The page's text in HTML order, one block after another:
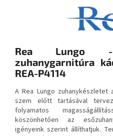
Rea Lungo -
zuhanygarnitúra
REA-P4114
A Rea Lungo
szem előtt tartásával
folyamatos
köszönhetően az
igényeink szerint állíthatjuk.